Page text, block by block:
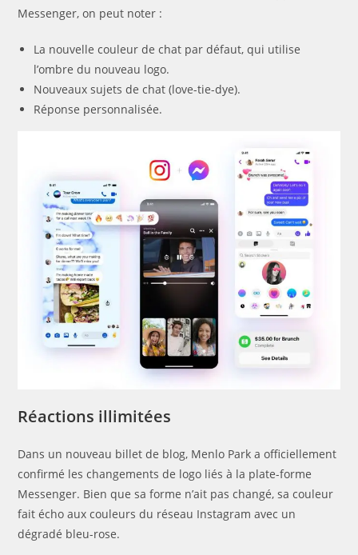
Messenger, on peut noter :
La nouvelle couleur de chat par défaut, qui utilise
l’ombre du nouveau logo.
Nouveaux sujets de chat (love-tie-dye).
Réponse personnalisée.
Réactions illimitées
Dans un nouveau billet de blog, Menlo Park a officiellement
confirmé les changements de logo liés à la plate-forme
Messenger. Bien que sa forme n’ait pas changé, sa couleur
fait écho aux couleurs du réseau Instagram avec un
dégradé bleu-rose.